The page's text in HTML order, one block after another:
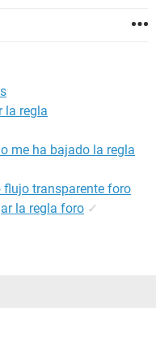
la regla
me ha bajado la regla
flujo transparente foro
la regla foro ✓